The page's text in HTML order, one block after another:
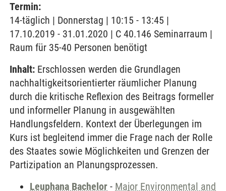
Termin:
14-täglich | Donnerstag | 10:15 - 13:45 |
17.10.2019 - 31.01.2020 | C 40.146 Seminarraum |
Raum für 35-40 Personen benötigt
Inhalt: Erschlossen werden die Grundlagen
nachhaltigkeitsorientierter räumlicher Planung
durch die kritische Reflexion des Beitrags formeller
und informeller Planung in ausgewählten
Handlungsfeldern. Kontext der Überlegungen im
Kurs ist begleitend immer die Frage nach der Rolle
des Staates sowie Möglichkeiten und Grenzen der
Partizipation an Planungsprozessen.
Leuphana Bachelor - Major Environmental and